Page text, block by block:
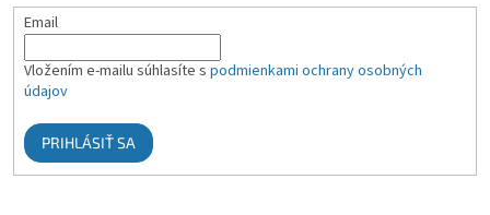
Email
Vložením e-mailu súhlasíte s podmienkami ochrany osobných
údajov
PRIHLÁSIŤ SA